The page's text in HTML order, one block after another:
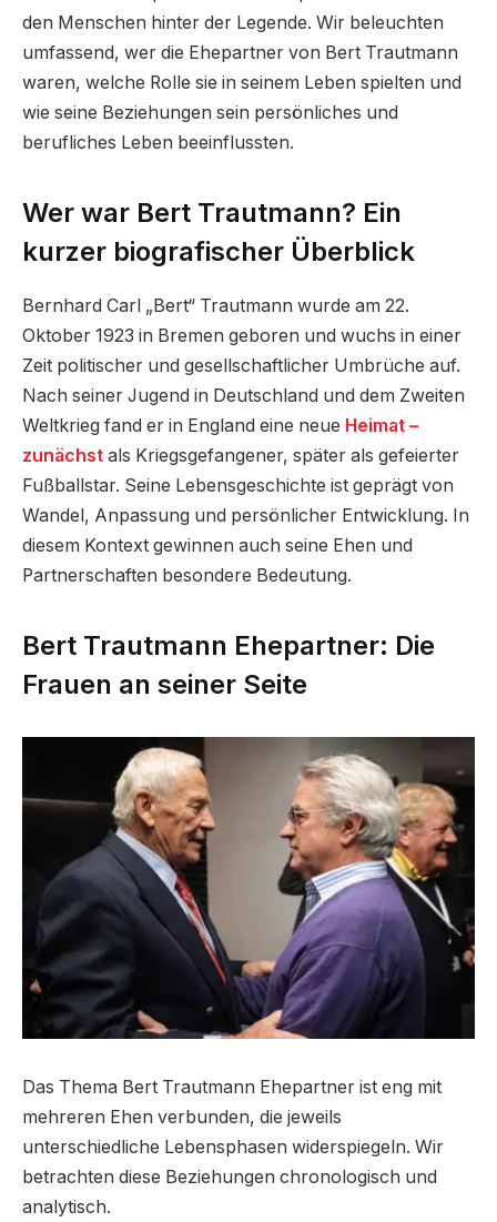
den Menschen hinter der Legende. Wir beleuchten
umfassend, wer die Ehepartner von Bert Trautmann
waren, welche Rolle sie in seinem Leben spielten und
wie seine Beziehungen sein persönliches und
berufliches Leben beeinflussten.
Wer war Bert Trautmann? Ein
kurzer biografischer Überblick
Bernhard Carl „Bert“ Trautmann wurde am 22.
Oktober 1923 in Bremen geboren und wuchs in einer
Zeit politischer und gesellschaftlicher Umbrüche auf.
Nach seiner Jugend in Deutschland und dem Zweiten
Weltkrieg fand er in England eine neue Heimat –
zunächst als Kriegsgefangener, später als gefeierter
Fußballstar. Seine Lebensgeschichte ist geprägt von
Wandel, Anpassung und persönlicher Entwicklung. In
diesem Kontext gewinnen auch seine Ehen und
Partnerschaften besondere Bedeutung.
Bert Trautmann Ehepartner: Die
Frauen an seiner Seite
Das Thema Bert Trautmann Ehepartner ist eng mit
mehreren Ehen verbunden, die jeweils
unterschiedliche Lebensphasen widerspiegeln. Wir
betrachten diese Beziehungen chronologisch und
analytisch.